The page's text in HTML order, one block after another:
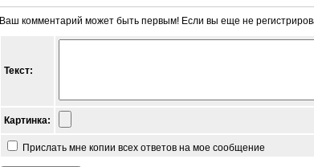
Ваш комментарий может быть первым! Если вы еще не
Текст:
Картинка:
Прислать мне копии всех ответов на мое сообщение